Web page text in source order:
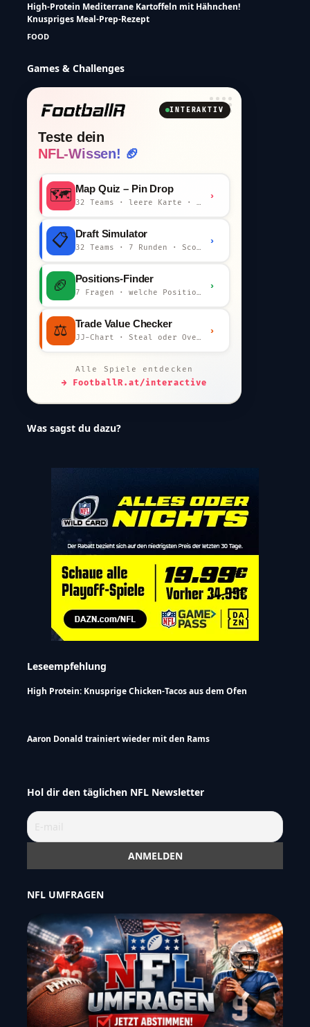
High-Protein Mediterrane Kartoffeln mit Hähnchen!
Knuspriges Meal-Prep-Rezept
FOOD
Games & Challenges
INTERAKTIV
Teste dein
NFL-Wissen! 🏈
🗺️ Map Quiz – Pin Drop
32 Teams · leere Karte · km-Wertung
›
📋 Draft Simulator
32 Teams · 7 Runden · Scout-Kommentar
›
🏈 Positions-Finder
7 Fragen · welche Position bist du?
›
⚖️ Trade Value Checker
JJ-Chart · Steal oder Overpay?
›
Alle Spiele entdecken
→ FootballR.at/interactive
Was sagst du dazu?
Leseempfehlung
High Protein: Knusprige Chicken-Tacos aus dem Ofen
Aaron Donald trainiert wieder mit den Rams
Hol dir den täglichen NFL Newsletter
NFL UMFRAGEN